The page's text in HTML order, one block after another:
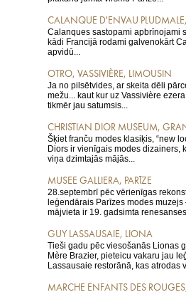
CALANQUE D'ENVAU
Calanques sastopami apbrīnojami
kādi Francijā rodami galvenokārt
apvidū...
OTRO, VASSIVIÈRE, LIMOUSIN
Ja no pilsētvides, ar skeita dēli
mežu... kaut kur uz Vassivière
tikmēr jau satumsis...
CHRISTIAN DIOR MUSEUM,
Šķiet franču modes klasiķis, “new
Diors ir vienīgais modes dizainers,
viņa dzimtajās mājās...
MUSEE GALLIERA, PARĪZE
28.septembrī pēc vērienīgas
leģendārais Parīzes modes
mājvieta ir 19. gadsimta
GUY LASSAUSAIE, LIONA
Tieši gadu pēc viesošanās Lionas
Mère Brazier, pieteicu vakaru jau
Lassausaie restorānā, kas atrodas
MARCHE ENFANTS DES